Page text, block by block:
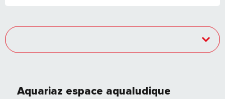
Aquariaz espace aqualudique